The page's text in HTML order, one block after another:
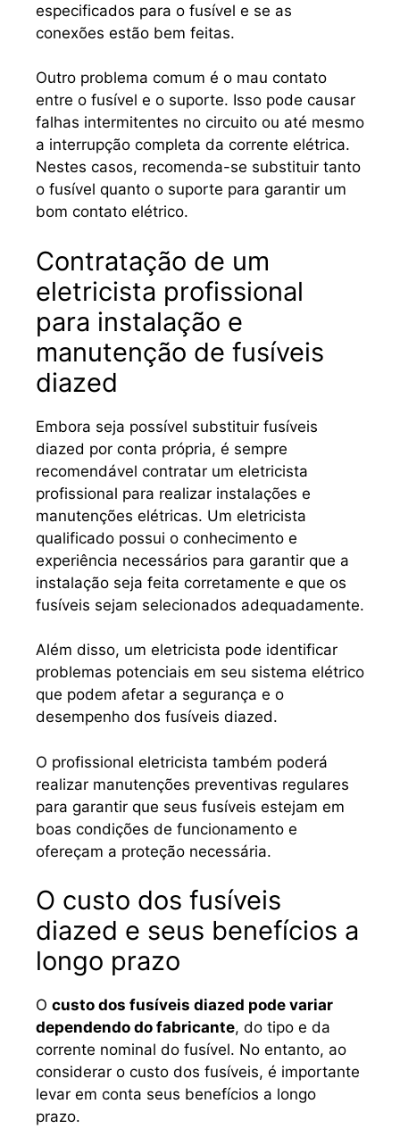
especificados para o fusível e se as
conexões estão bem feitas.
Outro problema comum é o mau contato
entre o fusível e o suporte. Isso pode causar
falhas intermitentes no circuito ou até mesmo
a interrupção completa da corrente elétrica.
Nestes casos, recomenda-se substituir tanto
o fusível quanto o suporte para garantir um
bom contato elétrico.
Contratação de um
eletricista profissional
para instalação e
manutenção de fusíveis
diazed
Embora seja possível substituir fusíveis
diazed por conta própria, é sempre
recomendável contratar um eletricista
profissional para realizar instalações e
manutenções elétricas. Um eletricista
qualificado possui o conhecimento e
experiência necessários para garantir que a
instalação seja feita corretamente e que os
fusíveis sejam selecionados adequadamente.
Além disso, um eletricista pode identificar
problemas potenciais em seu sistema elétrico
que podem afetar a segurança e o
desempenho dos fusíveis diazed.
O profissional eletricista também poderá
realizar manutenções preventivas regulares
para garantir que seus fusíveis estejam em
boas condições de funcionamento e
ofereçam a proteção necessária.
O custo dos fusíveis
diazed e seus benefícios a
longo prazo
O custo dos fusíveis diazed pode variar
dependendo do fabricante, do tipo e da
corrente nominal do fusível. No entanto, ao
considerar o custo dos fusíveis, é importante
levar em conta seus benefícios a longo
prazo.